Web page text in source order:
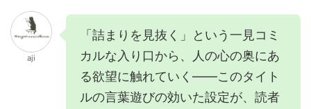
aji
「詰まりを見抜く」という一見コミ
カルな入り口から、人の心の奥にあ
る欲望に触れていく——このタイト
ルの言葉遊びの効いた設定が、読者